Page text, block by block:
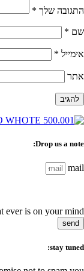
התגובה שלך *
שם *
אימייל *
אתר
Drop us a note:
mail
ever is on your mind...
send
stay tuned: